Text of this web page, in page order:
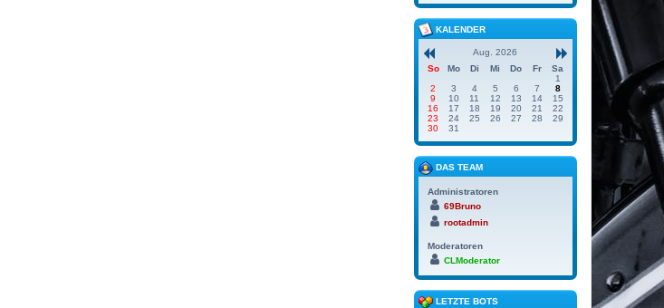
KALENDER
Aug. 2026
So
Mo Di Mi Do Fr
Sa
1
2
3 4 5 6 7
8
9
10 11 12 13 14
15
16
17 18 19 20 21
22
23
24 25 26 27 28
29
30
31
DAS TEAM
Administratoren
69Bruno
rootadmin
Moderatoren
CLModerator
LETZTE BOTS